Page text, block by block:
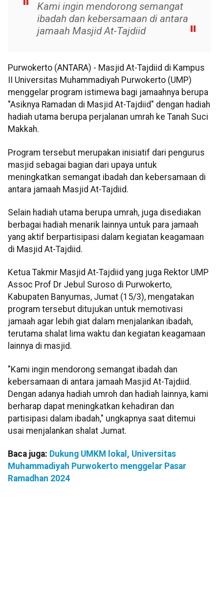
Kami ingin mendorong semangat
ibadah dan kebersamaan di antara
jamaah Masjid At-Tajdiid
Purwokerto (ANTARA) - Masjid At-Tajdiid di Kampus
II Universitas Muhammadiyah Purwokerto (UMP)
menggelar program istimewa bagi jamaahnya berupa
"Asiknya Ramadan di Masjid At-Tajdiid" dengan hadiah
hadiah utama berupa perjalanan umrah ke Tanah Suci
Makkah.
Program tersebut merupakan inisiatif dari pengurus
masjid sebagai bagian dari upaya untuk
meningkatkan semangat ibadah dan kebersamaan di
antara jamaah Masjid At-Tajdiid.
Selain hadiah utama berupa umrah, juga disediakan
berbagai hadiah menarik lainnya untuk para jamaah
yang aktif berpartisipasi dalam kegiatan keagamaan
di Masjid At-Tajdiid.
Ketua Takmir Masjid At-Tajdiid yang juga Rektor UMP
Assoc Prof Dr Jebul Suroso di Purwokerto,
Kabupaten Banyumas, Jumat (15/3), mengatakan
program tersebut ditujukan untuk memotivasi
jamaah agar lebih giat dalam menjalankan ibadah,
terutama shalat lima waktu dan kegiatan keagamaan
lainnya di masjid.
"Kami ingin mendorong semangat ibadah dan
kebersamaan di antara jamaah Masjid At-Tajdiid.
Dengan adanya hadiah umroh dan hadiah lainnya, kami
berharap dapat meningkatkan kehadiran dan
partisipasi dalam ibadah," ungkapnya saat ditemui
usai menjalankan shalat Jumat.
Baca juga: Dukung UMKM lokal, Universitas
Muhammadiyah Purwokerto menggelar Pasar
Ramadhan 2024